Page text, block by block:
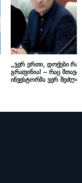
„ჯერ ერთი, დოქები
გრაფინია! – რაც
ინვესტორმა ვერ